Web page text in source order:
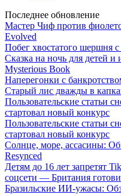
Последнее обновление
Мастер Чиф против
Evolved
Побег хвостатого шершня
Сказка на ночь для детей и
Mysterious Book
Наперегонки с
Старый лис дважды в
Пользовательские статьи
стартовал новый конкурс
Пользовательские статьи
стартовал новый конкурс
Солнце, море, ассасины:
Resynced
Детям до 16 лет запретят
соцсети — Британия
Бразильские ИИ-ужасы: